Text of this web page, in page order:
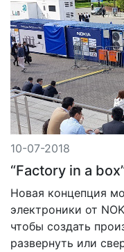
10-07-2018
“Factory in a
Новая концепция
электроники от
чтобы создать
развернуть или